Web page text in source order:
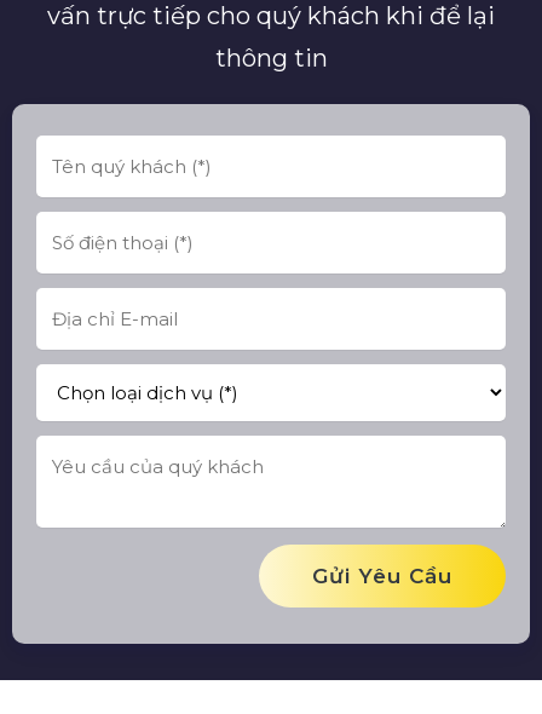
vấn trực tiếp cho quý khách khi để lại
thông tin
Gửi Yêu Cầu